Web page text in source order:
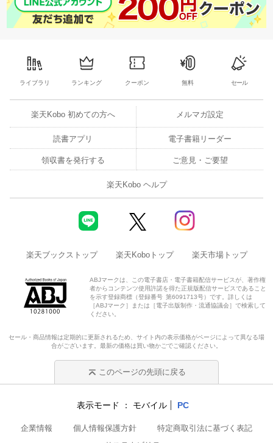
ライブラリ ランキング クーポン 無料 セール
楽天Kobo 初めての方へ メルマガ設定
読書アプリ 電子書籍リーダー
領収書を発行する ご意見・ご要望
楽天Kobo ヘルプ
楽天ブックストップ 楽天Koboトップ 楽天市場トップ
ABJマークは、この電子書店・電子書籍配信サービスが、著作権
者からコンテンツ使用許諾を得た正規版配信サービスであること
を示す登録商標（登録番号 第6091713号）です。詳しくは
［ABJマーク］または［電子出版制作・流通協議会］で検索して
ください。
セール・商品情報は定期的に更新されるため、サイト内の表示価格がページによって異なる場
合がございます。最新の価格は買い物かごでご確認ください。
このページの先頭に戻る
表示モード モバイル PC
企業情報 個人情報保護方針
特定商取引法に基づく表記